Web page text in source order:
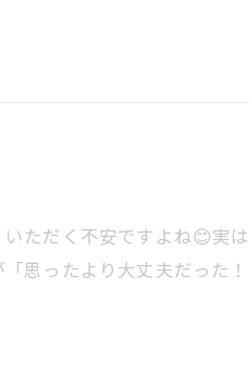
いただく不安ですよね😊
思ったより大丈夫だった